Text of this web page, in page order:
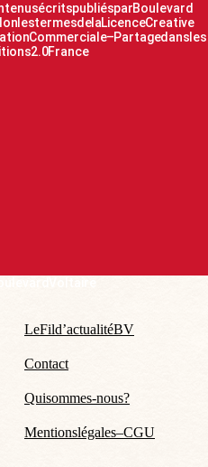
écrits publiés par Boulevard
les termes de la Licence Creative
Commerciale – Partage dans les
2.0 France
Le Fil d’actualité BV
Contact
Qui sommes-nous ?
Mentions légales – CGU